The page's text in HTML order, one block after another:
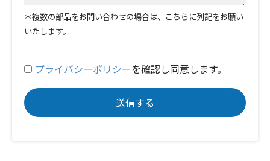
＊複数の部品をお問い合わせの場合は、こちらに列記をお願い
いたします。
プライバシーポリシーを確認し同意します。